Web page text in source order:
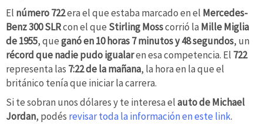
El número 722era el que estaba marcado en el Mercedes-
Benz 300 SLRcon el que Stirling Mosscorrió la Mille Miglia
de 1955, queganó en 10 horas 7 minutos y 48 segundos, un
récord que nadie pudo igualaren esa competencia. El 722
representa las 7:22 de la mañana, la hora en la que el
británico tenía que iniciar la carrera.
Si te sobran unos dólares y te interesa elauto de Michael
Jordan, podés revisar toda la información en este link.